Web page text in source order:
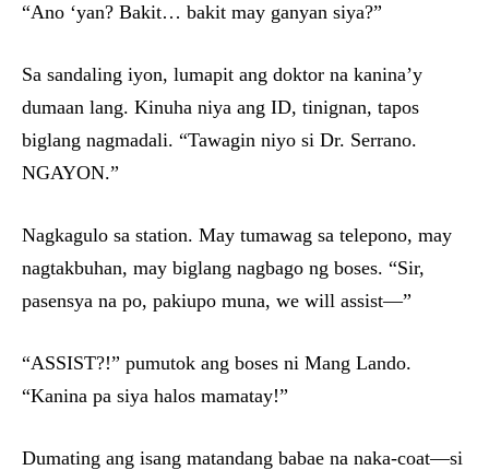
“Ano ‘yan? Bakit… bakit may ganyan siya?”
Sa sandaling iyon, lumapit ang doktor na kanina’y
dumaan lang. Kinuha niya ang ID, tinignan, tapos
biglang nagmadali. “Tawagin niyo si Dr. Serrano.
NGAYON.”
Nagkagulo sa station. May tumawag sa telepono, may
nagtakbuhan, may biglang nagbago ng boses. “Sir,
pasensya na po, pakiupo muna, we will assist—”
“ASSIST?!” pumutok ang boses ni Mang Lando.
“Kanina pa siya halos mamatay!”
Dumating ang isang matandang babae na naka-coat—si